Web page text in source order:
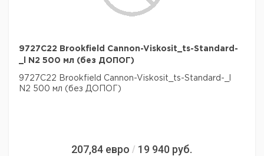
9727C22 Brookfield Cannon-Viskosit_ts-Standard-
_l N2 500 мл (без ДОПОГ)
9727C22 Brookfield Cannon-Viskosit_ts-Standard-_l
N2 500 мл (без ДОПОГ)
207,84 евро / 19 940 руб.